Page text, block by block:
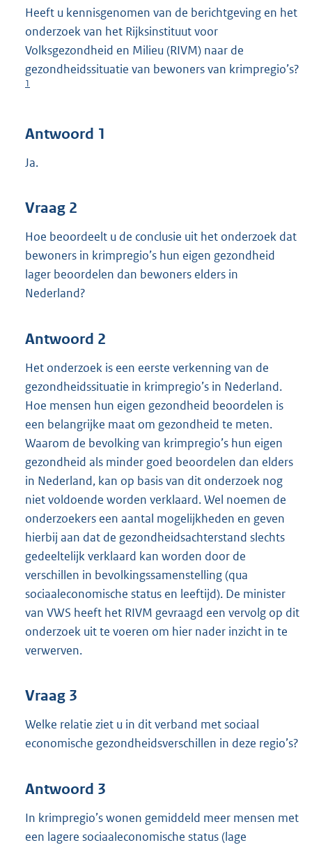
Heeft u kennisgenomen van de berichtgeving en het
onderzoek van het Rijksinstituut voor
Volksgezondheid en Milieu (RIVM) naar de
gezondheidssituatie van bewoners van krimpregio’s?
1
Antwoord 1
Ja.
Vraag 2
Hoe beoordeelt u de conclusie uit het onderzoek dat
bewoners in krimpregio’s hun eigen gezondheid
lager beoordelen dan bewoners elders in
Nederland?
Antwoord 2
Het onderzoek is een eerste verkenning van de
gezondheidssituatie in krimpregio’s in Nederland.
Hoe mensen hun eigen gezondheid beoordelen is
een belangrijke maat om gezondheid te meten.
Waarom de bevolking van krimpregio’s hun eigen
gezondheid als minder goed beoordelen dan elders
in Nederland, kan op basis van dit onderzoek nog
niet voldoende worden verklaard. Wel noemen de
onderzoekers een aantal mogelijkheden en geven
hierbij aan dat de gezondheidsachterstand slechts
gedeeltelijk verklaard kan worden door de
verschillen in bevolkingssamenstelling (qua
sociaaleconomische status en leeftijd). De minister
van VWS heeft het RIVM gevraagd een vervolg op dit
onderzoek uit te voeren om hier nader inzicht in te
verwerven.
Vraag 3
Welke relatie ziet u in dit verband met sociaal
economische gezondheidsverschillen in deze regio’s?
Antwoord 3
In krimpregio’s wonen gemiddeld meer mensen met
een lagere sociaaleconomische status (lage